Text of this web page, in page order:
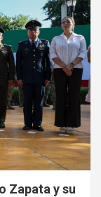
Zapata y su